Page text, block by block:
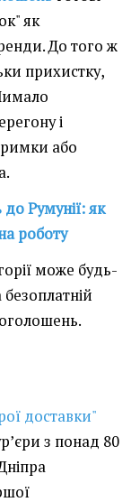
як
До того ж
прихистку,
і
або
Румунії: як
роботу
може будь-
доставки"
з понад 80